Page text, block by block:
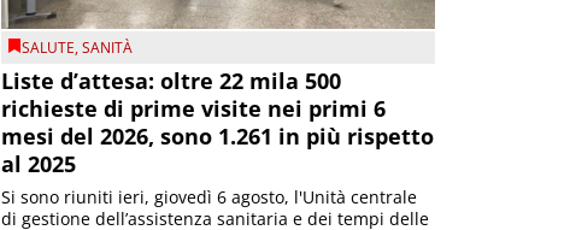
SALUTE,SANITÀ
Liste d’attesa: oltre 22 mila 500
richieste di prime visite nei primi 6
mesi del 2026, sono 1.261 in più rispetto
al 2025
Si sono riuniti ieri, giovedì 6 agosto, l'Unità centrale
di gestione dell’assistenza sanitaria e dei tempi delle